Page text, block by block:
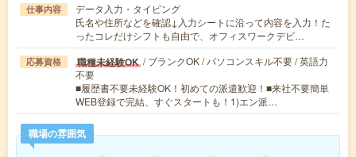
仕事内容
データ入力・タイピング
氏名や住所などを確認↓入力シートに沿って内容を入力！た
ったコレだけシフトも自由で、オフィスワークデビ…
応募資格 職種未経験OK / ブランクOK / パソコンスキル不要 / 英語力
不要
■履歴書不要未経験OK！初めての派遣歓迎！■来社不要簡単
WEB登録で完結、すぐスタートも！1)エン派…
職場の雰囲気